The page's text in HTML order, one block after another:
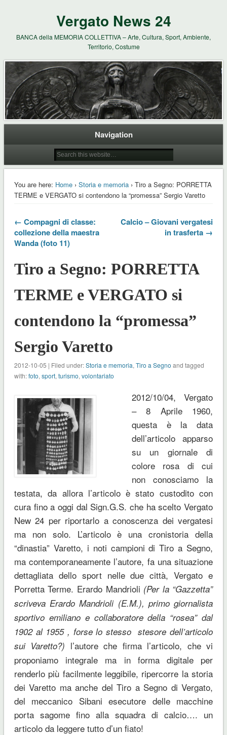
Vergato News 24
BANCA della MEMORIA COLLETTIVA – Arte, Cultura, Sport, Ambiente,
Territorio, Costume
Navigation
You are here: Home› Storia e memoria› Tiro a Segno: PORRETTA
TERME e VERGATO si contendono la “promessa” Sergio Varetto
← Compagni di classe:
collezione della maestra
Wanda (foto 11)
Calcio – Giovani vergatesi
in trasferta →
Tiro a Segno: PORRETTA
TERME e VERGATO si
contendono la “promessa”
Sergio Varetto
2012-10-05 | Filed under:Storia e memoria, Tiro a Segno and tagged
with:foto, sport, turismo, volontariato
2012/10/04, Vergato
– 8 Aprile 1960,
questa è la data
dell’articolo apparso
su un giornale di
colore rosa di cui
non conosciamo la
testata, da allora l’articolo è stato custodito con
cura fino a oggi dal Sign.G.S. che ha scelto Vergato
New 24 per riportarlo a conoscenza dei vergatesi
ma non solo. L’articolo è una cronistoria della
“dinastia” Varetto, i noti campioni di Tiro a Segno,
ma contemporaneamente l’autore, fa una situazione
dettagliata dello sport nelle due città, Vergato e
Porretta Terme. Erardo Mandrioli (Per la “Gazzetta”
scriveva Erardo Mandrioli (E.M.), primo giornalista
sportivo emiliano e collaboratore della “rosea” dal
1902 al 1955 , forse lo stesso stesore dell’articolo
sui Varetto?) l’autore che firma l’articolo, che vi
proponiamo integrale ma in forma digitale per
renderlo più facilmente leggibile, ripercorre la storia
dei Varetto ma anche del Tiro a Segno di Vergato,
del meccanico Sibani esecutore delle macchine
porta sagome fino alla squadra di calcio…. un
articolo da leggere tutto d’un fiato!